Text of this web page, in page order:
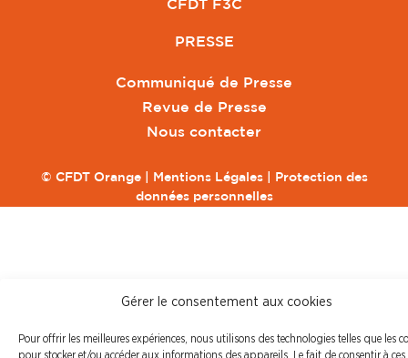
Gérer le consentement aux cookies
Pour offrir les meilleures expériences, nous utilisons des technologies telles que les
pour stocker et/ou accéder aux informations des appareils. Le fait de consentir à ces
CFDT F3C
PRESSE
Communiqué de Presse
Revue de Presse
Nous contacter
© CFDT Orange | Mentions Légales|
Protection des
données personnelles